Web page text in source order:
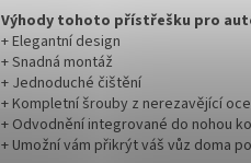
Výhody tohoto přístřešku pro
+ Elegantní design
+ Snadná montáž
+ Jednoduché čištění
+ Kompletní šrouby z nerezavějící
+ Odvodnění integrované do nohou
+ Umožní vám přikrýt váš vůz doma